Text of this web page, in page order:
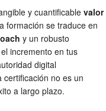
y cuantificable valor
formación se traduce en
y un robusto
incremento en tus
digital
no es un
a largo plazo.